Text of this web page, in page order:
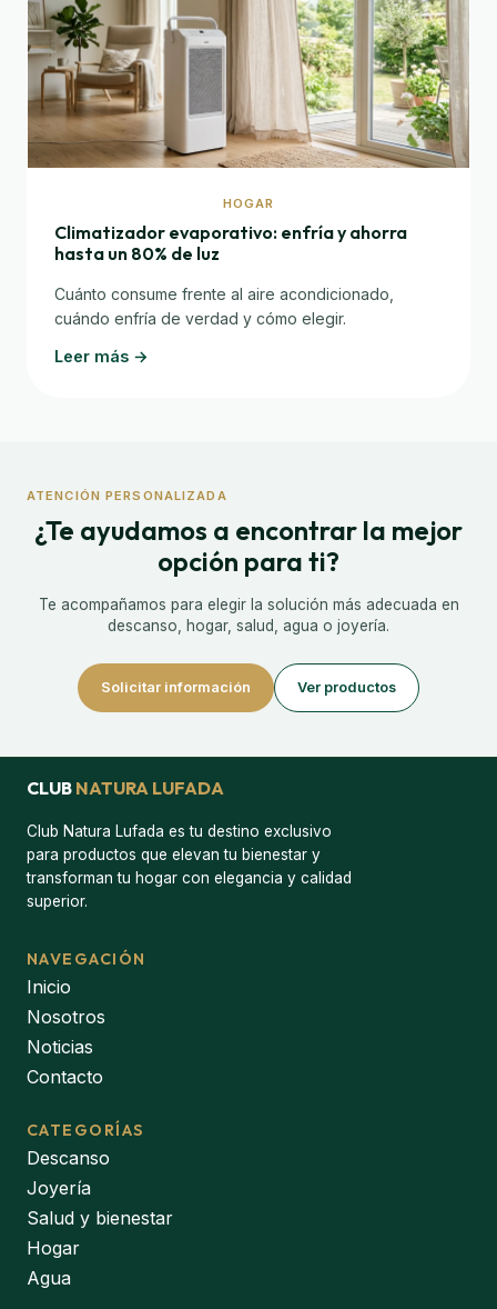
HOGAR
Climatizador evaporativo: enfría y ahorra
hasta un 80% de luz
Cuánto consume frente al aire acondicionado,
cuándo enfría de verdad y cómo elegir.
Leer más →
ATENCIÓN PERSONALIZADA
¿Te ayudamos a encontrar la mejor
opción para ti?
Te acompañamos para elegir la solución más adecuada en
descanso, hogar, salud, agua o joyería.
Solicitar información Ver productos
CLUB NATURA LUFADA
Club Natura Lufada es tu destino exclusivo
para productos que elevan tu bienestar y
transforman tu hogar con elegancia y calidad
superior.
NAVEGACIÓN
Inicio
Nosotros
Noticias
Contacto
CATEGORÍAS
Descanso
Joyería
Salud y bienestar
Hogar
Agua